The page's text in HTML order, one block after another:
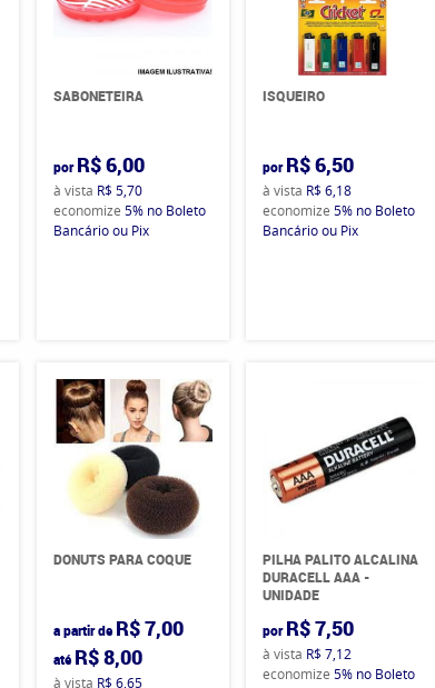
SABONETEIRA
por R$ 6,00
à vista R$ 5,70
economize 5% no Boleto
Bancário ou Pix
ISQUEIRO
por R$ 6,50
à vista R$ 6,18
economize5% no Boleto
Bancário ou Pix
DONUTS PARA COQUE
a partir de R$ 7,00
até R$ 8,00
à vista R$ 6,65
PILHA PALITO ALCALINA
DURACELL AAA -
UNIDADE
por R$ 7,50
à vista R$ 7,12
economize5% no Boleto